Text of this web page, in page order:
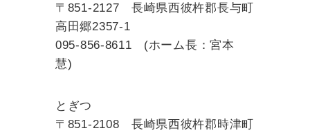
〒851-2127 長崎県西彼杵郡長与町
高田郷2357-1
095-856-8611 (ホーム長：宮本
慧)
とぎつ
〒851-2108 長崎県西彼杵郡時津町